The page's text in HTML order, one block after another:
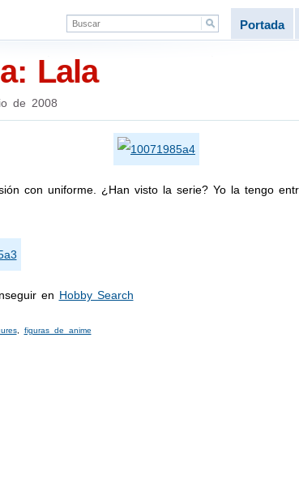
Portada
Lala
de 2008
con uniforme. ¿Han visto la serie? Yo la tengo
en Hobby Search
, figuras de anime